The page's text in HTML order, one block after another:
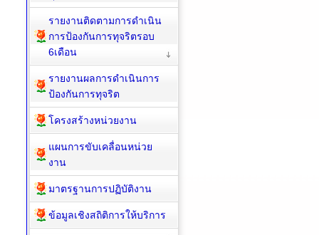
รายงานติดตามการดำเนิน
การป้องกันการทุจริตรอบ
6เดือน
รายงานผลการดำเนินการ
ป้องกันการทุจริต
โครงสร้างหน่วยงาน
แผนการขับเคลื่อนหน่วย
งาน
มาตรฐานการปฏิบัติงาน
ข้อมูลเชิงสถิติการให้บริการ